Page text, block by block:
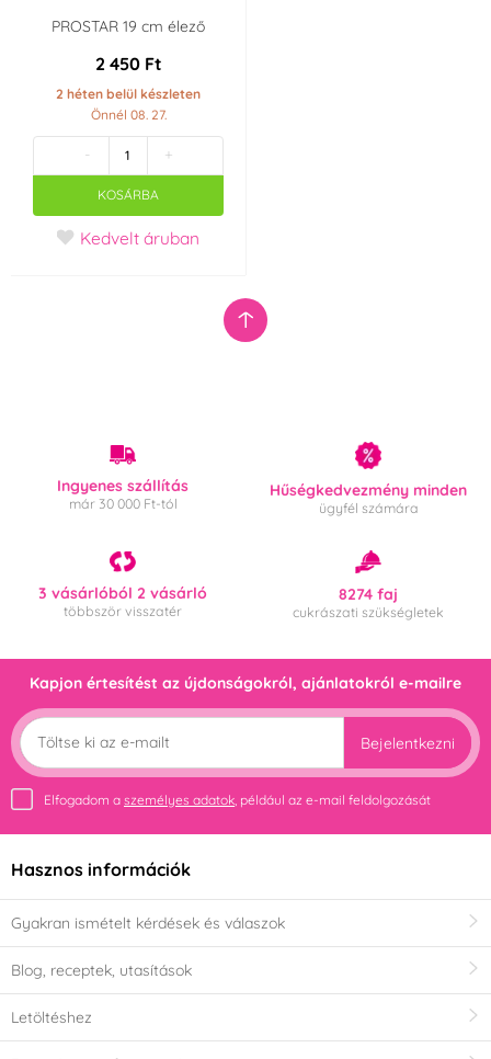
PROSTAR 19 cm élező
2 450 Ft
2 héten belül készleten
Önnél 08. 27.
- +
KOSÁRBA
Kedvelt áruban
Ingyenes szállítás
már 30 000 Ft-tól
Hűségkedvezmény minden
ügyfél számára
3 vásárlóból 2 vásárló
többször visszatér
8274 faj
cukrászati szükségletek
Kapjon értesítést az újdonságokról, ajánlatokról e-mailre
Bejelentkezni
Elfogadom a személyes adatok, például az e-mail feldolgozását
Hasznos információk
Gyakran ismételt kérdések és válaszok
Blog, receptek, utasítások
Letöltéshez